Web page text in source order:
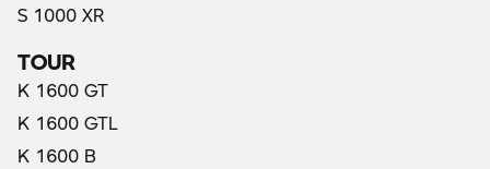
S 1000 XR
TOUR
K 1600 GT
K 1600 GTL
K 1600 B